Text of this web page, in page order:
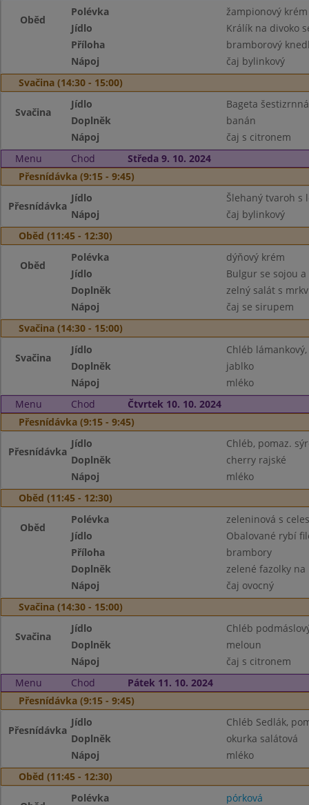
Oběd
Polévka
žampionový krém
Jídlo
Králík na divoko
Příloha
bramborový
Nápoj
čaj bylinkový
Svačina (14:30 - 15:00)
Svačina
Jídlo
Bageta
Doplněk
banán
Nápoj
čaj s citronem
Menu
Chod
Středa 9. 10. 2024
Přesnídávka (9:15 - 9:45)
Přesnídávka
Jídlo
Šlehaný tvaroh s
Nápoj
čaj bylinkový
Oběd (11:45 - 12:30)
Oběd
Polévka
dýňový krém
Jídlo
Bulgur se sojou
Doplněk
zelný salát s
Nápoj
čaj se sirupem
Svačina (14:30 - 15:00)
Svačina
Jídlo
Chléb
Doplněk
jablko
Nápoj
mléko
Menu
Chod
Čtvrtek 10. 10. 2024
Přesnídávka (9:15 - 9:45)
Přesnídávka
Jídlo
Chléb, pomaz.
Doplněk
cherry rajské
Nápoj
mléko
Oběd (11:45 - 12:30)
Oběd
Polévka
zeleninová s
Jídlo
Obalované rybí
Příloha
brambory
Doplněk
zelené fazolky na
Nápoj
čaj ovocný
Svačina (14:30 - 15:00)
Svačina
Jídlo
Chléb
Doplněk
meloun
Nápoj
čaj s citronem
Menu
Chod
Pátek 11. 10. 2024
Přesnídávka (9:15 - 9:45)
Přesnídávka
Jídlo
Chléb Sedlák,
Doplněk
okurka salátová
Nápoj
mléko
Oběd (11:45 - 12:30)
Polévka pórková